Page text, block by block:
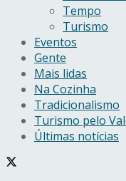
Tempo
Turismo
Eventos
Gente
Mais lidas
Na Cozinha
Tradicionalismo
Turismo pelo
Últimas notícias